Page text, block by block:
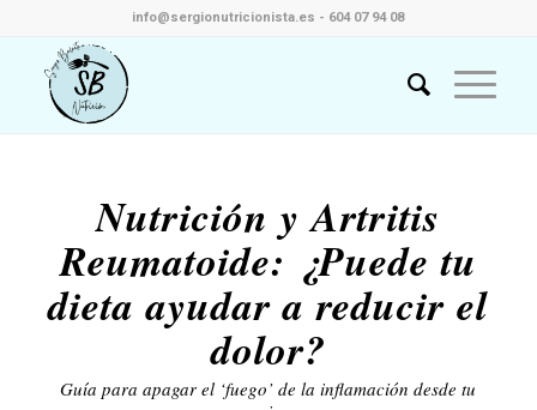
info@sergionutricionista.es - 604 07 94 08
Nutrición y Artritis
Reumatoide: ¿Puede tu
dieta ayudar a reducir el
dolor?
Guía para apagar el ‘fuego’ de la inflamación desde tu